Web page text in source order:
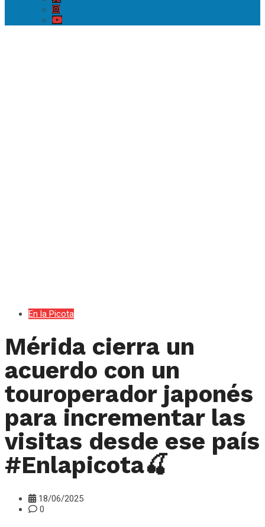
En la Picota
Mérida cierra un
acuerdo con un
touroperador japonés
para incrementar las
visitas desde ese país
#Enlapicota🍒
18/06/2025
0